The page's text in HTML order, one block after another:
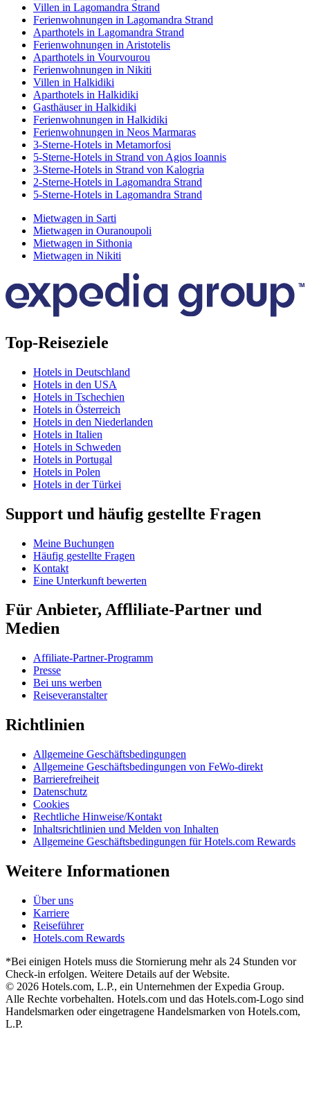
Villen in Lagomandra Strand
Ferienwohnungen in Lagomandra Strand
Aparthotels in Lagomandra Strand
Ferienwohnungen in Aristotelis
Aparthotels in Vourvourou
Ferienwohnungen in Nikiti
Villen in Halkidiki
Aparthotels in Halkidiki
Gasthäuser in Halkidiki
Ferienwohnungen in Halkidiki
Ferienwohnungen in Neos Marmaras
3-Sterne-Hotels in Metamorfosi
5-Sterne-Hotels in Strand von Agios Ioannis
3-Sterne-Hotels in Strand von Kalogria
2-Sterne-Hotels in Lagomandra Strand
5-Sterne-Hotels in Lagomandra Strand
Mietwagen in Sarti
Mietwagen in Ouranoupoli
Mietwagen in Sithonia
Mietwagen in Nikiti
Top-Reiseziele
Hotels in Deutschland
Hotels in den USA
Hotels in Tschechien
Hotels in Österreich
Hotels in den Niederlanden
Hotels in Italien
Hotels in Schweden
Hotels in Portugal
Hotels in Polen
Hotels in der Türkei
Support und häufig gestellte Fragen
Meine Buchungen
Häufig gestellte Fragen
Kontakt
Eine Unterkunft bewerten
Für Anbieter, Affliliate-Partner und
Medien
Affiliate-Partner-Programm
Presse
Bei uns werben
Reiseveranstalter
Richtlinien
Allgemeine Geschäftsbedingungen
Allgemeine Geschäftsbedingungen von FeWo-direkt
Barrierefreiheit
Datenschutz
Cookies
Rechtliche Hinweise/Kontakt
Inhaltsrichtlinien und Melden von Inhalten
Allgemeine Geschäftsbedingungen für Hotels.com Rewards
Weitere Informationen
Über uns
Karriere
Reiseführer
Hotels.com Rewards
*Bei einigen Hotels muss die Stornierung mehr als 24 Stunden vor
Check-in erfolgen. Weitere Details auf der Website.
© 2026 Hotels.com, L.P., ein Unternehmen der Expedia Group.
Alle Rechte vorbehalten. Hotels.com und das Hotels.com-Logo sind
Handelsmarken oder eingetragene Handelsmarken von Hotels.com,
L.P.